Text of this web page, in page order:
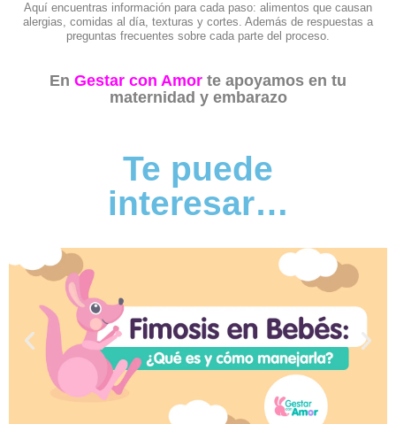
Aquí encuentras información para cada paso: alimentos que causan
alergias, comidas al día, texturas y cortes. Además de respuestas a
preguntas frecuentes sobre cada parte del proceso.
En Gestar con Amor te apoyamos en tu
maternidad y embarazo
Te puede
interesar…